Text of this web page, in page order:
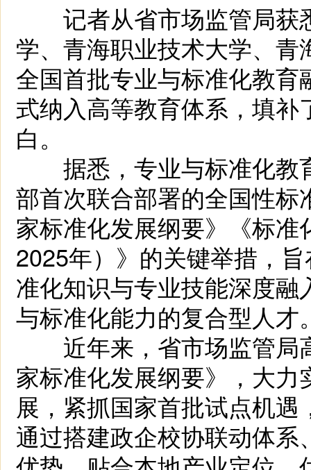
记者从省市场监管局获
学、青海职业技术大学、
全国首批专业与标准化教
式纳入高等教育体系，填
白。
据悉，专业与标准化教
部首次联合部署的全国性
家标准化发展纲要》《标
2025年）》的关键举措，
准化知识与专业技能深度
与标准化能力的复合型人才
近年来，省市场监管局
家标准化发展纲要》，大
展，紧抓国家首批试点机
通过搭建政企校协联动体